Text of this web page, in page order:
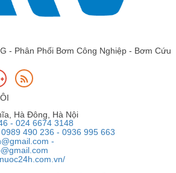
- Phân Phối Bơm Công Nghiệp - Bơm Cứu
Hà Đông, Hà Nội
- 024 6674 3148
490 236 - 0936 995 663
-